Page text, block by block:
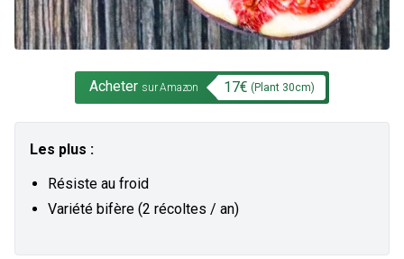
Acheter sur Amazon 17€ (Plant 30cm)
Les plus :
Résiste au froid
Variété bifère (2 récoltes / an)